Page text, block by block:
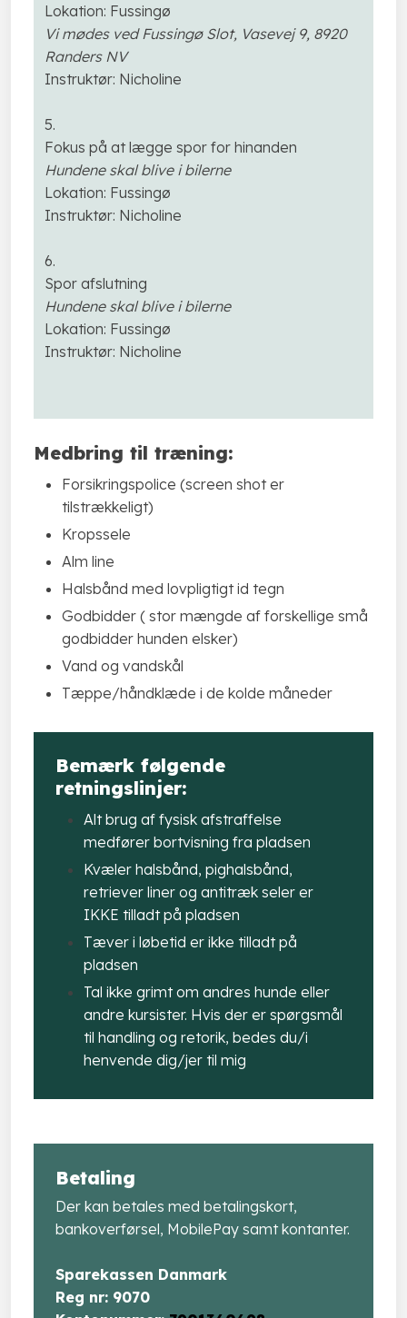
Lokation: Fussingø
Vi mødes ved Fussingø Slot, Vasevej 9, 8920
Randers NV
Instruktør: Nicholine
5.
Fokus på at lægge spor for hinanden
Hundene skal blive i bilerne
​Lokation: Fussingø
Instruktør: Nicholine
6.
Spor afslutning
Hundene skal blive i bilerne
​Lokation: Fussingø
Instruktør: Nicholine
​Medbring til træning:
Forsikringspolice (screen shot er
tilstrækkeligt)
Kropssele
Alm line
Halsbånd med lovpligtigt id tegn
Godbidder ( stor mængde af forskellige små
godbidder hunden elsker)
Vand og vandskål
Tæppe/håndklæde i de kolde måneder​​
Bemærk følgende
retningslinjer:
Alt brug af fysisk afstraffelse
medfører bortvisning fra pladsen
Kvæler halsbånd, pighalsbånd,
retriever liner og antitræk seler er
IKKE tilladt på pladsen
Tæver i løbetid er ikke tilladt på
pladsen
Tal ikke grimt om andres hunde eller
andre kursister. Hvis der er spørgsmål
til handling og retorik, bedes du/i
henvende dig/jer til mig
Betaling
Der kan betales med betalingskort,
bankoverførsel, MobilePay samt kontanter.
Sparekassen Danmark
​Reg nr: 9070